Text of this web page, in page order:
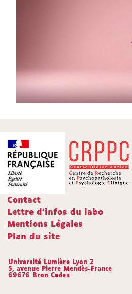
Contact
Lettre d'infos du labo
Mentions Légales
Plan du site
Université Lumière Lyon 2
5, avenue Pierre Mendès-France
69676 Bron Cedex